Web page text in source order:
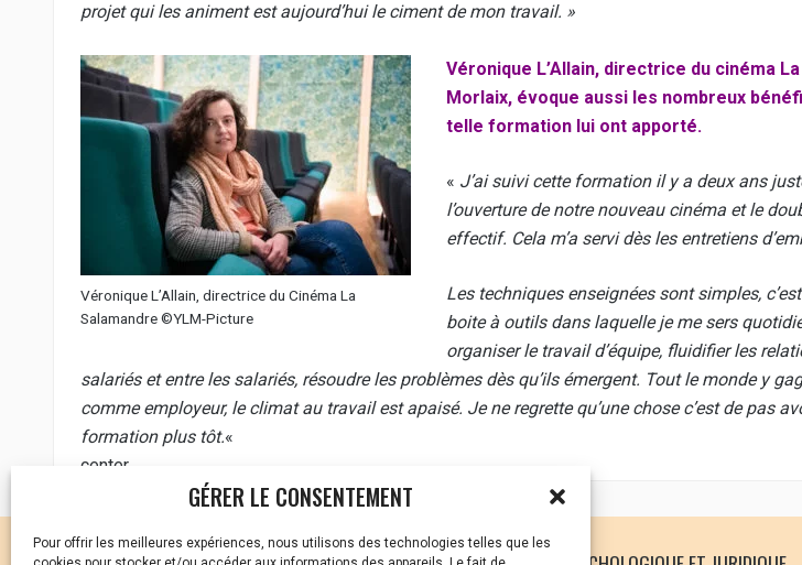
GÉRER LE CONSENTEMENT
Pour offrir les meilleures expériences, nous utilisons des technologies telles que les
projet qui les animent est aujourd’hui le ciment de mon travail. »
Véronique L’Allain, directrice du Cinéma La
Salamandre ©YLM-Picture
Véronique L’Allain, directrice du cinéma
Morlaix, évoque aussi les nombreux
telle formation lui ont apporté.
« J’ai suivi cette formation il y a deux ans
l’ouverture de notre nouveau cinéma et le
effectif. Cela m’a servi dès les entretiens
Les techniques enseignées sont simples,
boite à outils dans laquelle je me sers
organiser le travail d’équipe, fluidifier les
salariés et entre les salariés, résoudre les problèmes dès qu’ils émergent. Tout le monde y
comme employeur, le climat au travail est apaisé. Je ne regrette qu’une chose c’est de pas
formation plus tôt.«
center